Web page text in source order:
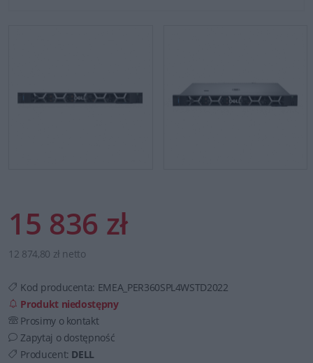
15 836 zł
12 874,80 zł netto
Kod producenta: EMEA_PER360SPL4WSTD2022
Produkt niedostępny
Prosimy o kontakt
Zapytaj o dostępność
Producent: DELL